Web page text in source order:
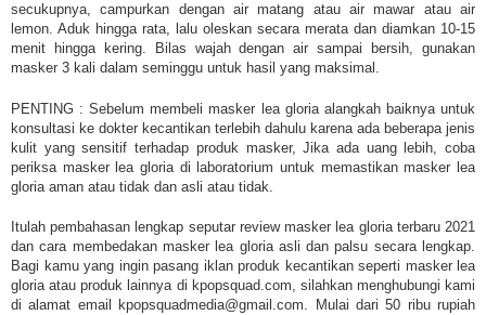
secukupnya, campurkan dengan air matang atau air mawar atau air
lemon. Aduk hingga rata, lalu oleskan secara merata dan diamkan 10-15
menit hingga kering. Bilas wajah dengan air sampai bersih, gunakan
masker 3 kali dalam seminggu untuk hasil yang maksimal.
PENTING : Sebelum membeli masker lea gloria alangkah baiknya untuk
konsultasi ke dokter kecantikan terlebih dahulu karena ada beberapa jenis
kulit yang sensitif terhadap produk masker, Jika ada uang lebih, coba
periksa masker lea gloria di laboratorium untuk memastikan masker lea
gloria aman atau tidak dan asli atau tidak.
Itulah pembahasan lengkap seputar review masker lea gloria terbaru 2021
dan cara membedakan masker lea gloria asli dan palsu secara lengkap.
Bagi kamu yang ingin pasang iklan produk kecantikan seperti masker lea
gloria atau produk lainnya di kpopsquad.com, silahkan menghubungi kami
di alamat email kpopsquadmedia@gmail.com. Mulai dari 50 ribu rupiah